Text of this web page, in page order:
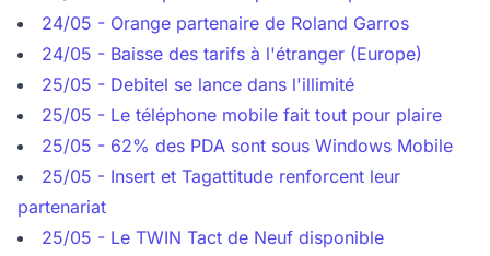
24/05 - Orange partenaire de Roland Garros
24/05 - Baisse des tarifs à l'étranger (Europe)
25/05 - Debitel se lance dans l'illimité
25/05 - Le téléphone mobile fait tout pour plaire
25/05 - 62% des PDA sont sous Windows Mobile
25/05 - Insert et Tagattitude renforcent leur
partenariat
25/05 - Le TWIN Tact de Neuf disponible